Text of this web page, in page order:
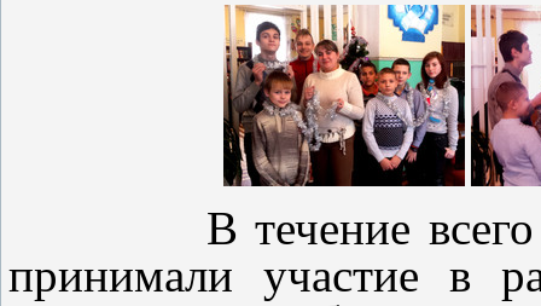
В течение всего
принимали участие в